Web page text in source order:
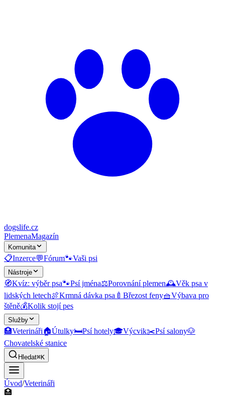
dogslife.cz
PlemenaMagazín
Komunita
📋Inzerce💬Fórum🐾Vaši psi
Nástroje
🧭Kvíz: výběr psa🐾Psí jména⚖️Porovnání plemen🕰️Věk psa v
lidských letech🍖Krmná dávka psa 🍼 Březost feny🧺Výbava pro
štěně💰Kolik stojí pes
Služby
🏥Veterináři🏠Útulky🛏️Psí hotely🎓Výcvik✂️Psí salony🐶
Chovatelské stanice
Hledat⌘K
Úvod/Veterináři
🏥